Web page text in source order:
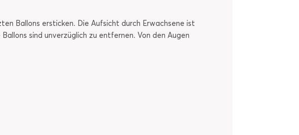
Ballons ersticken. Die Aufsicht durch Erwachsene ist
sind unverzüglich zu entfernen. Von den Augen